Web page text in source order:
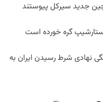
جدید سیرکل پیوستند
گره خورده است
شرط رسیدن ایران به